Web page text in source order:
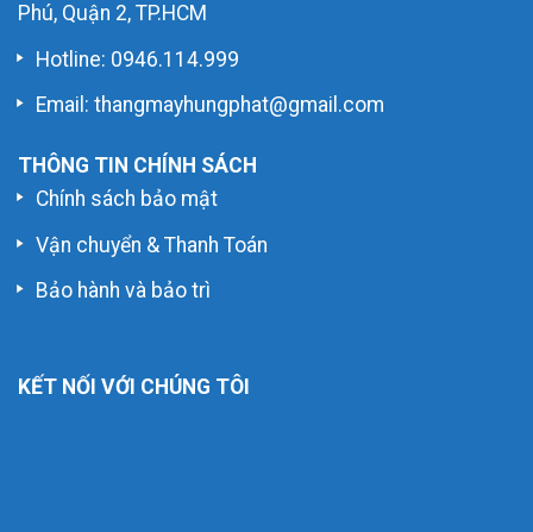
Phú, Quận 2, TP.HCM
Hotline: 0946.114.999
Email: thangmayhungphat@gmail.com
THÔNG TIN CHÍNH SÁCH
Chính sách bảo mật
Vận chuyển & Thanh Toán
Bảo hành và bảo trì
KẾT NỐI VỚI CHÚNG TÔI